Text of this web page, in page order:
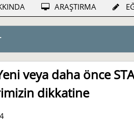
ARAŞTIRMA
veya daha önce
dikkatine